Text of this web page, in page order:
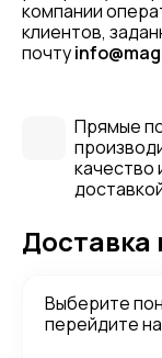
компании
клиентов,
почту
Прямые
качество
Доставка
Выберите
перейдите